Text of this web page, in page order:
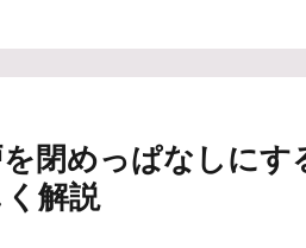
閉めっぱなしに
解説